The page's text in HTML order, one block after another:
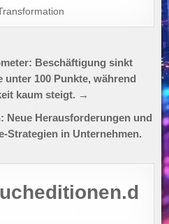
Beschäftigung sinkt
unter 100 Punkte, während
kaum steigt. →
Neue Herausforderungen und
Strategien in Unternehmen.